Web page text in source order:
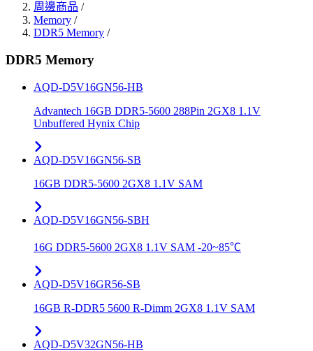
周邊商品 /
Memory /
DDR5 Memory /
DDR5 Memory
AQD-D5V16GN56-HB
Advantech 16GB DDR5-5600 288Pin 2GX8 1.1V
Unbuffered Hynix Chip
AQD-D5V16GN56-SB
16GB DDR5-5600 2GX8 1.1V SAM
AQD-D5V16GN56-SBH
16G DDR5-5600 2GX8 1.1V SAM -20~85℃
AQD-D5V16GR56-SB
16GB R-DDR5 5600 R-Dimm 2GX8 1.1V SAM
AQD-D5V32GN56-HB